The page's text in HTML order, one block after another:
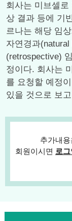
회사는 미브셀
상 결과 등에 기
르나는 해당 임
자연경과
(retrospective)
정이다. 회사는
를 요청할 예정
있을 것으로 보
추가내
회원이시면 로그